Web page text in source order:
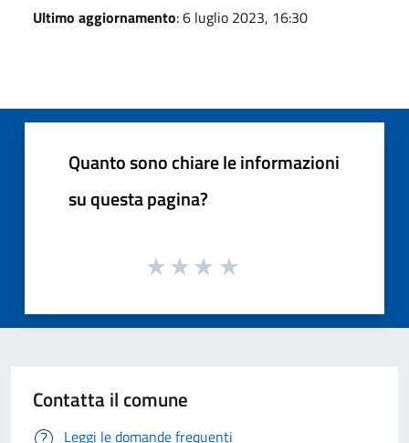
Ultimo aggiornamento: 6 luglio 2023, 16:30
Quanto sono chiare le informazioni
su questa pagina?
Contatta il comune
Leggi le domande frequenti